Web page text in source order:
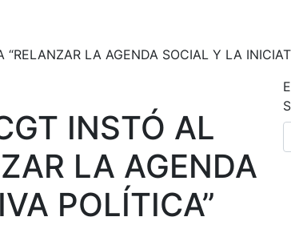
LA AGENDA SOCIAL Y LA
INSTÓ AL
LA AGENDA
POLÍTICA”